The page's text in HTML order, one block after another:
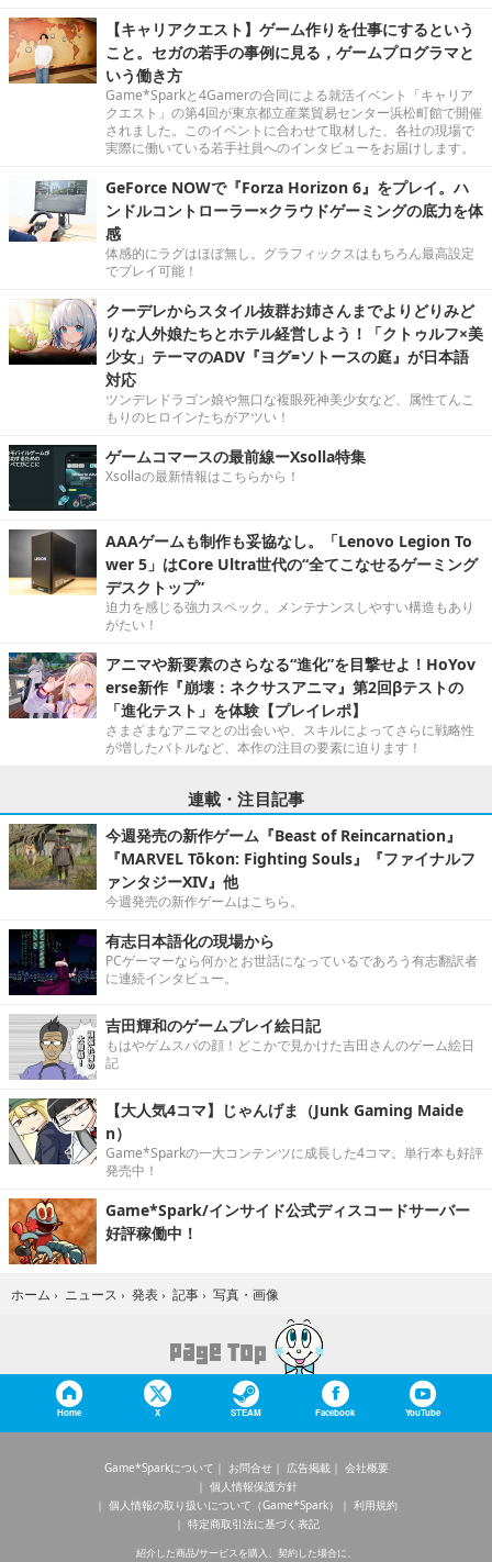
【キャリアクエスト】ゲーム作りを仕事にするという
こと。セガの若手の事例に見る，ゲームプログラマと
いう働き方
Game*Sparkと4Gamerの合同による就活イベント「キャリア
クエスト」の第4回が東京都立産業貿易センター浜松町館で開催
されました。このイベントに合わせて取材した、各社の現場で
実際に働いている若手社員へのインタビューをお届けします。
GeForce NOWで『Forza Horizon 6』をプレイ。ハ
ンドルコントローラー×クラウドゲーミングの底力を体
感
体感的にラグはほぼ無し。グラフィックスはもちろん最高設定
でプレイ可能！
クーデレからスタイル抜群お姉さんまでよりどりみど
りな人外娘たちとホテル経営しよう！「クトゥルフ×美
少女」テーマのADV『ヨグ=ソトースの庭』が日本語
対応
ツンデレドラゴン娘や無口な複眼死神美少女など、属性てんこ
もりのヒロインたちがアツい！
ゲームコマースの最前線ーXsolla特集
Xsollaの最新情報はこちらから！
AAAゲームも制作も妥協なし。「Lenovo Legion To
wer 5」はCore Ultra世代の“全てこなせるゲーミング
デスクトップ”
迫力を感じる強力スペック。メンテナンスしやすい構造もあり
がたい！
アニマや新要素のさらなる“進化”を目撃せよ！HoYov
erse新作『崩壊：ネクサスアニマ』第2回βテストの
「進化テスト」を体験【プレイレポ】
さまざまなアニマとの出会いや、スキルによってさらに戦略性
が増したバトルなど、本作の注目の要素に迫ります！
連載・注目記事
今週発売の新作ゲーム『Beast of Reincarnation』
『MARVEL Tōkon: Fighting Souls』『ファイナルフ
ァンタジーXIV』他
今週発売の新作ゲームはこちら。
有志日本語化の現場から
PCゲーマーなら何かとお世話になっているであろう有志翻訳者
に連続インタビュー。
吉田輝和のゲームプレイ絵日記
もはやゲムスパの顔！どこかで見かけた吉田さんのゲーム絵日
記
【大人気4コマ】じゃんげま（Junk Gaming Maide
n）
Game*Sparkの一大コンテンツに成長した4コマ。単行本も好評
発売中！
Game*Spark/インサイド公式ディスコードサーバー
好評稼働中！
ホーム › ニュース › 発表 › 記事 › 写真・画像
Home X STEAM Facebook YouTube
Game*Sparkについて お問合せ 広告掲載
会社概要
個人情報保護方針
個人情報の取り扱いについて（Game*Spark）
利用規約
特定商取引法に基づく表記
紹介した商品/サービスを購入、契約した場合に、